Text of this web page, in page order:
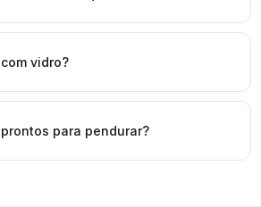
vidro?
para pendurar?